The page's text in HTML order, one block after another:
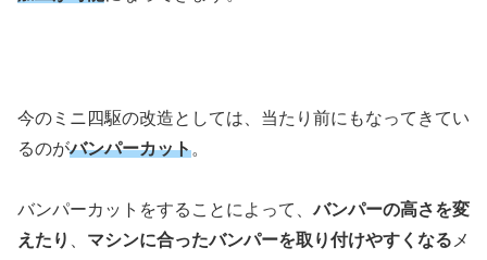
今のミニ四駆の改造としては、当たり前にもなってきてい
るのがバンパーカット。
バンパーカットをすることによって、バンパーの高さを変
えたり 、 マシンに合ったバンパーを取り付けやすくなるメ